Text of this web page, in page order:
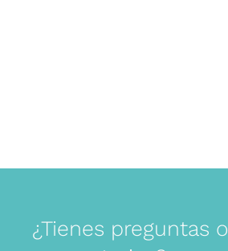
¿Tienes preguntas o